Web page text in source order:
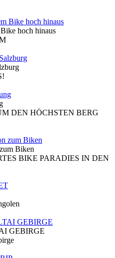
hoch hinaus
DEN HÖCHSTEN BERG
Biken
BIKE PARADIES IN DEN
GEBIRGE